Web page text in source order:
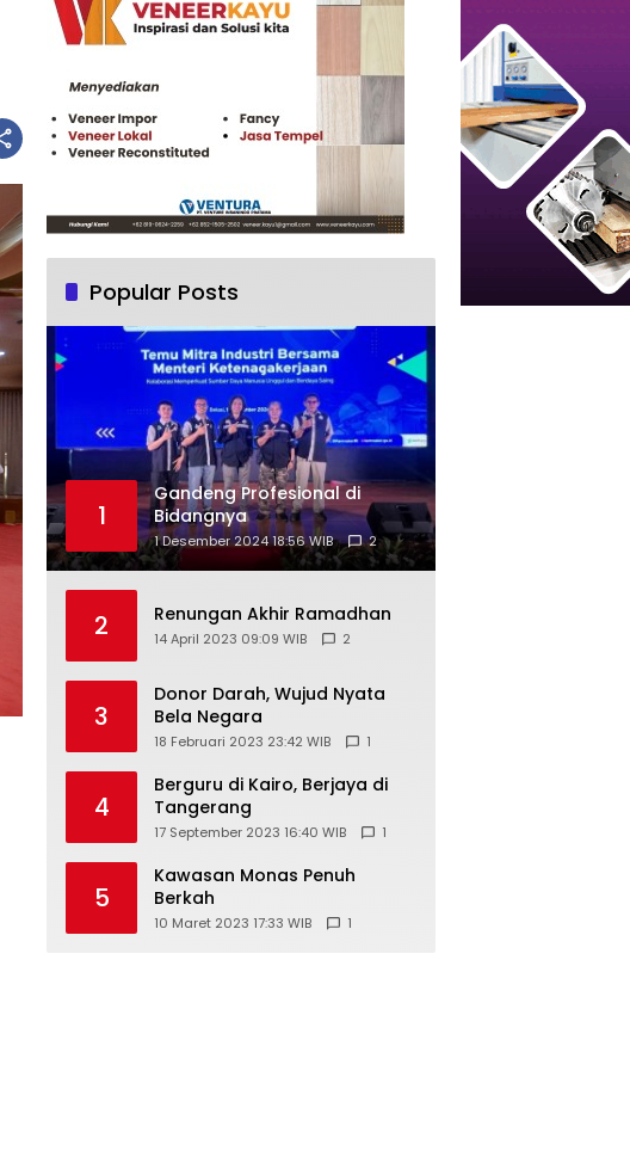
Popular Posts
1
Gandeng Profesional di
Bidangnya
1 Desember 2024 18:56 WIB 2
2 Renungan Akhir Ramadhan
14 April 2023 09:09 WIB 2
3
Donor Darah, Wujud Nyata
Bela Negara
18 Februari 2023 23:42 WIB 1
4
Berguru di Kairo, Berjaya di
Tangerang
17 September 2023 16:40 WIB 1
5
Kawasan Monas Penuh
Berkah
10 Maret 2023 17:33 WIB 1